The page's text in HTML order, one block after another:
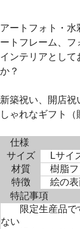
アートフォト・
ートフレーム、フ
インテリアとし
か？
新築祝い、開店
しゃれなギフト
仕様
サイズ
Lサイ
材質
樹脂フ
特徴
絵の表
特記事項
限定生産品です
ない